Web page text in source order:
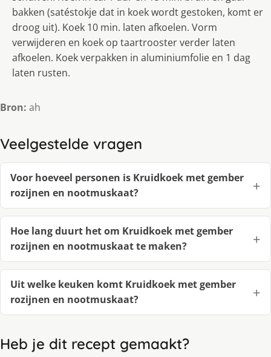
bakken (satéstokje dat in koek wordt gestoken, komt er
droog uit). Koek 10 min. laten afkoelen. Vorm
verwijderen en koek op taartrooster verder laten
afkoelen. Koek verpakken in aluminiumfolie en 1 dag
laten rusten.
Bron: ah
Veelgestelde vragen
Voor hoeveel personen is Kruidkoek met gember
rozijnen en nootmuskaat?
Hoe lang duurt het om Kruidkoek met gember
rozijnen en nootmuskaat te maken?
Uit welke keuken komt Kruidkoek met gember
rozijnen en nootmuskaat?
Heb je dit recept gemaakt?